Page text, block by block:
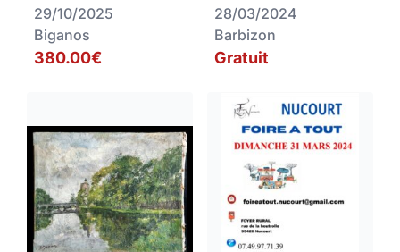
29/10/2025
Biganos
380.00€
28/03/2024
Barbizon
Gratuit